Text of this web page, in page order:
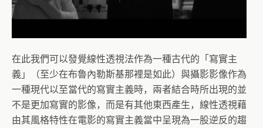
在此我們可以發覺線性透視法作為一種古代的「寫實主
義」（至少在布魯內勒斯基那裡是如此）與攝影影像作為
一種現代以至當代的寫實主義時，兩者結合時所出現的並
不是更加寫實的影像，而是有其他東西產生，線性透視藉
由其風格特性在電影的寫實主義當中呈現為一股逆反的趨